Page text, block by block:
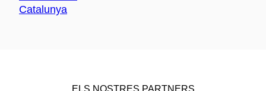
ELS NOSTRES PARTNERS